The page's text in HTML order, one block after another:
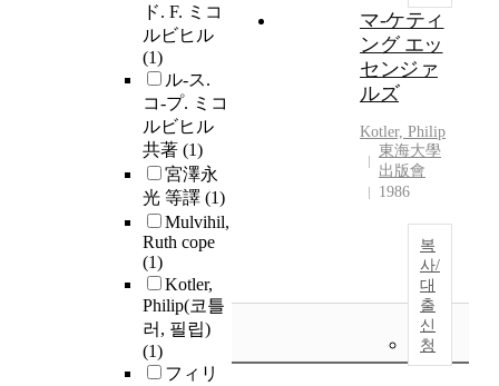
ド. F. ミコ
ルビヒル
(1)
ル-ス.
コ-プ. ミコ
ルビヒル
共著 (1)
宮澤永
光 等譯 (1)
Mulvihil,
Ruth cope
(1)
Kotler,
Philip(코틀
러, 필립)
(1)
フィリ
マ-ケティ
ング エッ
センジァ
ルズ
Kotler, Philip
東海大學
出版會
1986
복
사/
대
출
신
청